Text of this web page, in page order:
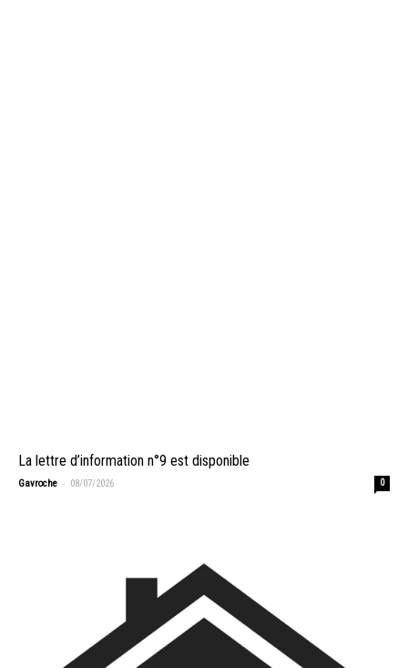
La lettre d’information n°9 est disponible
Gavroche - 08/07/2026 0